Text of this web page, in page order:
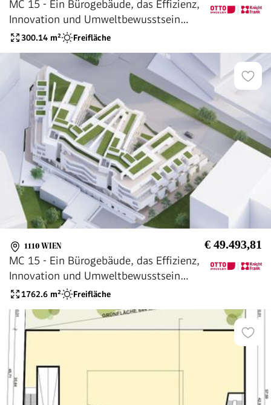
MC 15 - Ein Bürogebäude, das Effizienz,
Innovation und Umweltbewusstsein
vereint.
300.14 m² Freifläche
1110 WIEN € 49.493,81
MC 15 - Ein Bürogebäude, das Effizienz,
Innovation und Umweltbewusstsein
vereint.
1762.6 m² Freifläche